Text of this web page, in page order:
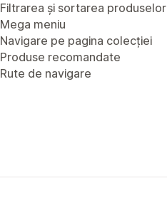
Filtrarea și sortarea produselor
Mega meniu
Navigare pe pagina colecției
Produse recomandate
Rute de navigare